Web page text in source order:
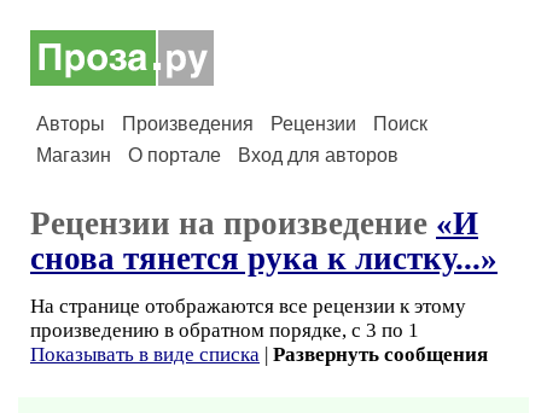
Авторы Произведения Рецензии
Поиск
Магазин
О портале Вход для авторов
Рецензии на произведение «И
снова тянется рука к листку...»
На странице отображаются все рецензии к этому
произведению в обратном порядке, с 3 по 1
Показывать в виде списка | Развернуть сообщения